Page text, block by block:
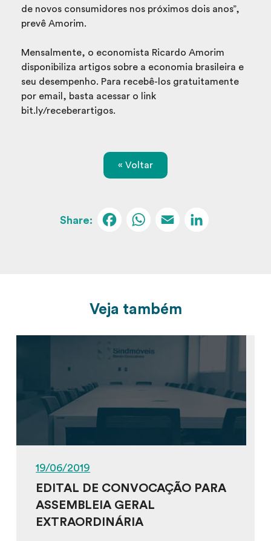
de novos consumidores nos próximos dois anos”,
prevê Amorim.
Mensalmente, o economista Ricardo Amorim
disponibiliza artigos sobre a economia brasileira e
seu desempenho. Para recebê-los gratuitamente
por email, basta acessar o link
bit.ly/receberartigos.
« Voltar
Facebook
WhatsApp
Email
Veja também
19/06/2019
EDITAL DE CONVOCAÇÃO PARA
ASSEMBLEIA GERAL
EXTRAORDINÁRIA